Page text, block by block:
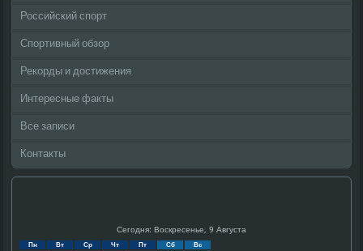
Российский спорт
Спортивный обзор
Рекорды и достижения
Интересные факты
Все записи
Контакты
Сегодня: Воскресенье, 9 Августа
Пн Вт Ср Чт Пт Сб Вс